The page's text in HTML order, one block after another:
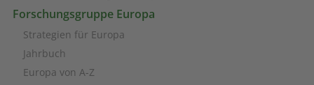
Forschungsgruppe Europa
Strategien für Europa
Jahrbuch
Europa von A-Z